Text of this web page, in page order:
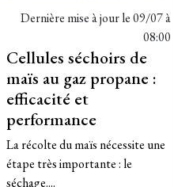
Dernière mise à jour le09/07 à
08:00
Cellules séchoirs de
maïs au gaz propane :
efficacité et
performance
​La récolte du maïs nécessite une
étape très importante : le
séchage....